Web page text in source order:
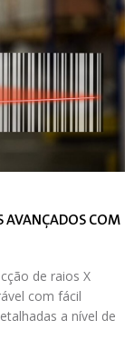
AVANÇADOS COM
de raios X
com fácil
a nível de